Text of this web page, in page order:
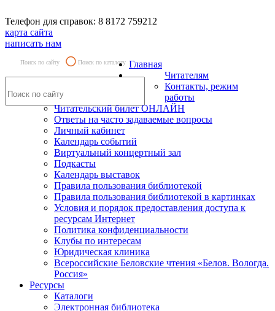
Телефон для справок: 8 8172 759212
карта сайта
написать нам
Поиск по сайту Поиск по каталогу Главная
Читателям
Контакты, режим
работы
Читательский билет ОНЛАЙН
Ответы на часто задаваемые вопросы
Личный кабинет
Календарь событий
Виртуальный концертный зал
Подкасты
Календарь выставок
Правила пользования библиотекой
Правила пользования библиотекой в картинках
Условия и порядок предоставления доступа к
ресурсам Интернет
Политика конфиденциальности
Клубы по интересам
Юридическая клиника
Всероссийские Беловские чтения «Белов. Вологда.
Россия»
Ресурсы
Каталоги
Электронная библиотека